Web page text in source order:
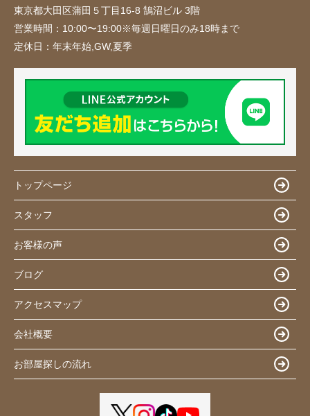
東京都大田区蒲田５丁目16-8 鵠沼ビル 3階
営業時間： 10:00〜19:00※毎週日曜日のみ18時まで
定休日： 年末年始,GW,夏季
トップページ
スタッフ
お客様の声
ブログ
アクセスマップ
会社概要
お部屋探しの流れ